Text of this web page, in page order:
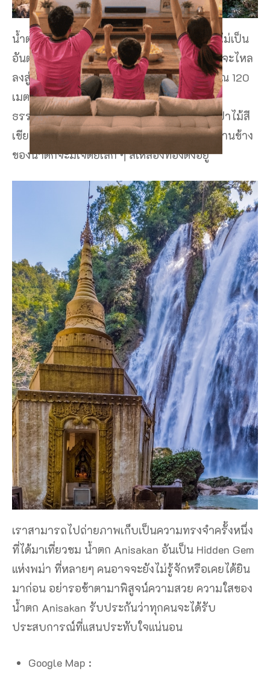
น้ำตกแห่งนี้สามารถลงไปเล่นแช่เล่นน้ำกันได้ ไม่เป็น
อันตราย เล่นได้อย่างสนุกสนานเพลิดเพลิน น้ำจะไหล
ลงสู่แอ่งน้ำด้านล่างในมุม 90 องศา สูงประมาณ 120
เมตร อากาศดีมากกกกสดชื่นสุดๆ สูดอากาศ
ธรรมชาติได้อย่างเต็มปอดเลยล่ะ รอบ ๆ เป็นป่าไม้สี
เขียวอุดมสมบูรณ์ รายล้อมไปด้วยธรรมชาติด้านข้าง
ของน้ำตกจะมีเจดีย์เล็ก ๆ สีเหลืองทองตั้งอยู่
เราสามารถไปถ่ายภาพเก็บเป็นความทรงจำครั้งหนึ่ง
ที่ได้มาเที่ยวชม น้ำตก Anisakan อันเป็น Hidden Gem
แห่งพม่า ที่หลายๆ คนอาจจะยังไม่รู้จักหรือเคยได้ยิน
มาก่อน อย่ารอช้าตามาพิสูจน์ความสวย ความใสของ
น้ำตก Anisakan รับประกันว่าทุกคนจะได้รับ
ประสบการณ์ที่แสนประทับใจแน่นอน
Google Map :